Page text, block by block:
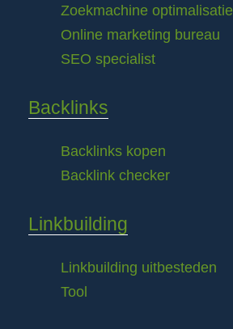
Zoekmachine optimalisatie
Online marketing bureau
SEO specialist
Backlinks
Backlinks kopen
Backlink checker
Linkbuilding
Linkbuilding uitbesteden
Tool